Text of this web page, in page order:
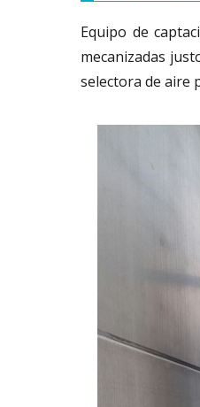
Equipo de
mecanizadas
selectora de aire